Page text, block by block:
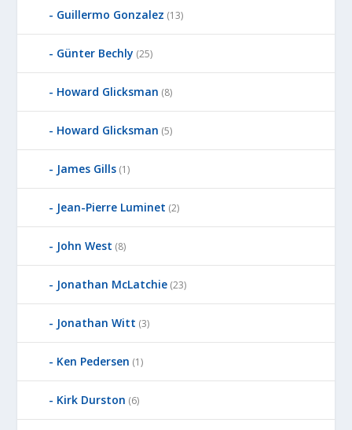
Guillermo Gonzalez (13)
Günter Bechly (25)
Howard Glicksman (8)
Howard Glicksman (5)
James Gills (1)
Jean-Pierre Luminet (2)
John West (8)
Jonathan McLatchie (23)
Jonathan Witt (3)
Ken Pedersen (1)
Kirk Durston (6)